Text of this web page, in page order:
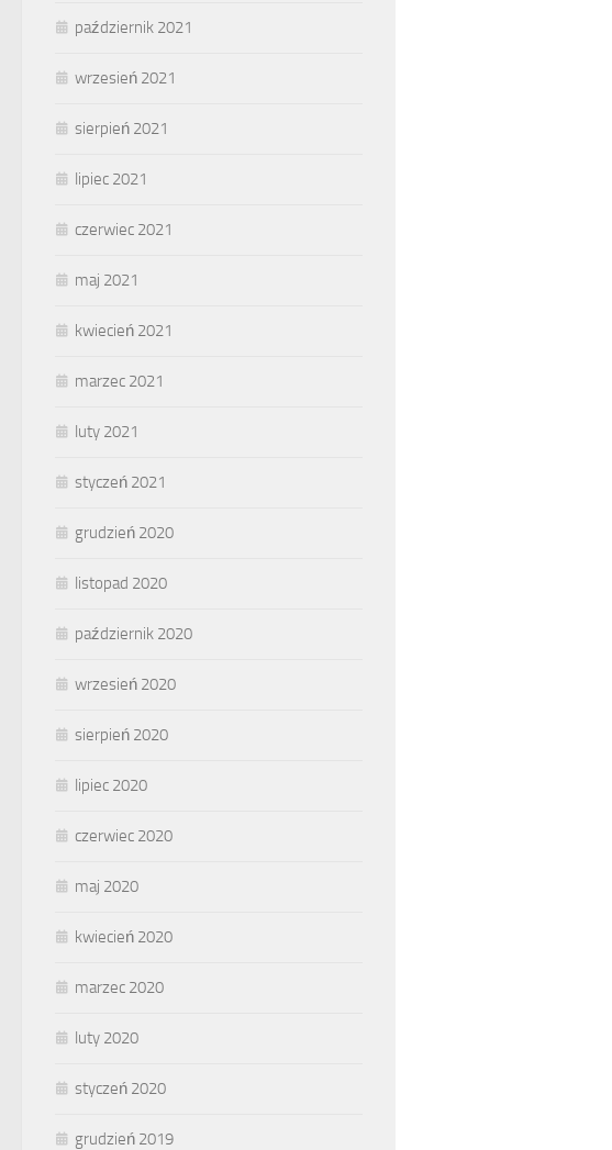
październik 2021
wrzesień 2021
sierpień 2021
lipiec 2021
czerwiec 2021
maj 2021
kwiecień 2021
marzec 2021
luty 2021
styczeń 2021
grudzień 2020
listopad 2020
październik 2020
wrzesień 2020
sierpień 2020
lipiec 2020
czerwiec 2020
maj 2020
kwiecień 2020
marzec 2020
luty 2020
styczeń 2020
grudzień 2019